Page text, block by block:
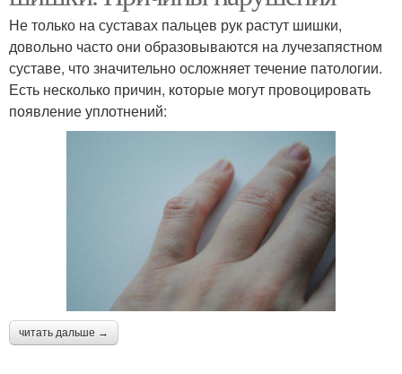
Не только на суставах пальцев рук растут шишки,
довольно часто они образовываются на лучезапястном
суставе, что значительно осложняет течение патологии.
Есть несколько причин, которые могут провоцировать
появление уплотнений:
читать дальше →